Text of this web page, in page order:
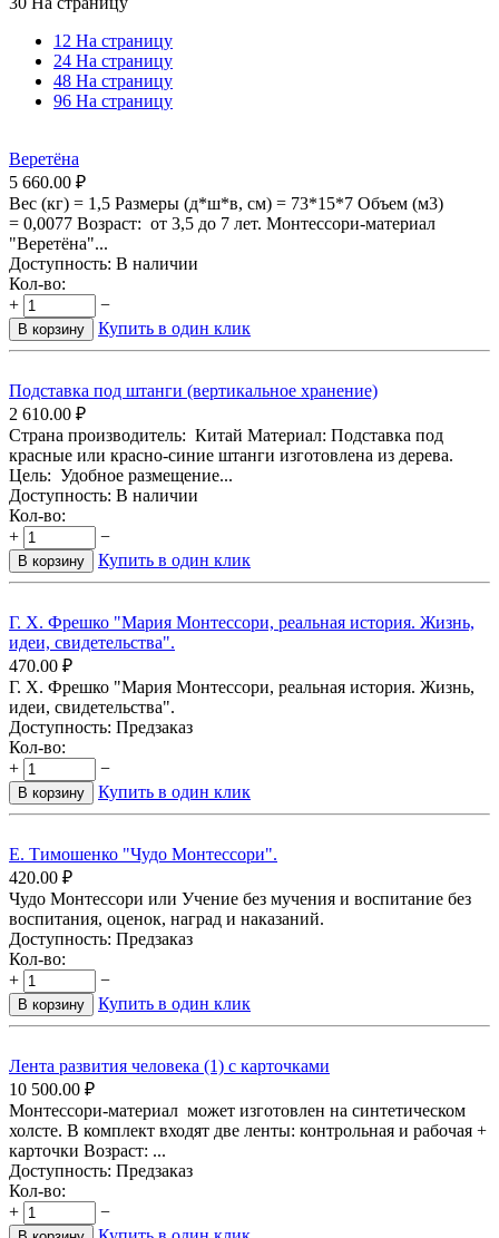
12 На страницу
24 На страницу
48 На страницу
96 На страницу
Веретёна
5 660.00 ₽
Вес (кг) = 1,5 Размеры (д*ш*в, см) = 73*15*7 Объем (м3)
= 0,0077 Возраст: от 3,5 до 7 лет. Монтессори-материал
"Веретёна"...
Доступность: В наличии
Кол-во:
+
−
В корзину Купить в один клик
Подставка под штанги (вертикальное хранение)
2 610.00 ₽
Страна производитель: Китай Материал: Подставка под
красные или красно-синие штанги изготовлена из дерева.
Цель: Удобное размещение...
Доступность: В наличии
Кол-во:
+
−
В корзину Купить в один клик
Г. Х. Фрешко "Мария Монтессори, реальная история. Жизнь,
идеи, свидетельства".
470.00 ₽
Г. Х. Фрешко "Мария Монтессори, реальная история. Жизнь,
идеи, свидетельства".
Доступность: Предзаказ
Кол-во:
+
−
В корзину Купить в один клик
Е. Тимошенко "Чудо Монтессори".
420.00 ₽
Чудо Монтессори или Учение без мучения и воспитание без
воспитания, оценок, наград и наказаний.
Доступность: Предзаказ
Кол-во:
+
−
В корзину Купить в один клик
Лента развития человека (1) с карточками
10 500.00 ₽
Монтессори-материал может изготовлен на синтетическом
холсте. В комплект входят две ленты: контрольная и рабочая +
карточки Возраст: ...
Доступность: Предзаказ
Кол-во:
+
−